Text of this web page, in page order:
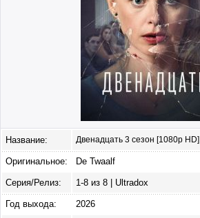
Название: Двенадцать 3 сезон [1080p
Оригинальное: De Twaalf
Серия/Релиз: 1-8 из 8 | Ultradox
Год выхода: 2026